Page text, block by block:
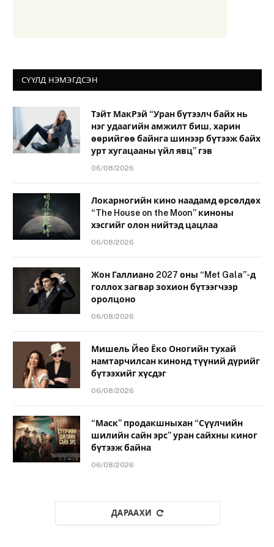
СҮҮЛД НЭМЭГДСЭН
Тэйт МакРэй “Уран бүтээлч байх нь
нэг удаагийн амжилт биш, харин
өөрийгөө байнга шинээр бүтээж байх
урт хугацааны үйл явц” гэв
06/08/2026
Локарногийн кино наадамд өрсөлдөх
“The House on the Moon” киноны
хэсгийг олон нийтэд цацлаа
06/08/2026
Жон Галлиано 2027 оны “Met Gala”-д
голлох загвар зохион бүтээгчээр
оролцоно
06/08/2026
Мишель Йео Ёко Оногийн тухай
намтарчилсан кинонд түүний дүрийг
бүтээхийг хүсдэг
06/08/2026
“Маск” продакшныхан “Сүүлчийн
шилийн сайн эрс” уран сайхны киног
бүтээж байна
06/08/2026
ДАРААХИ